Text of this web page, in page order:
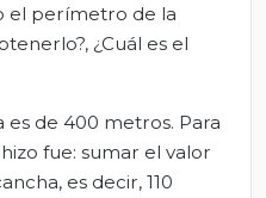
el perímetro de la
¿Cuál es el
de 400 metros. Para
fue: sumar el valor
es decir, 110